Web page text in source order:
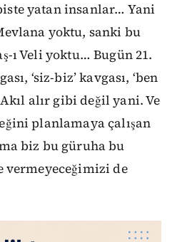
yatan insanlar… Yani
yoktu, sanki bu
ı Veli yoktu… Bugün 21.
‘siz-biz’ kavgası, ‘ben
alır gibi değil yani. Ve
planlamaya çalışan
biz bu güruha bu
vermeyeceğimizi de